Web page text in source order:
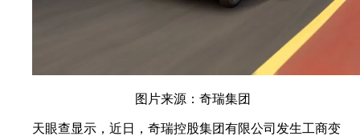
图片来源：奇瑞集团
天眼查显示，近日，奇瑞控股集团有限公司发生工商变